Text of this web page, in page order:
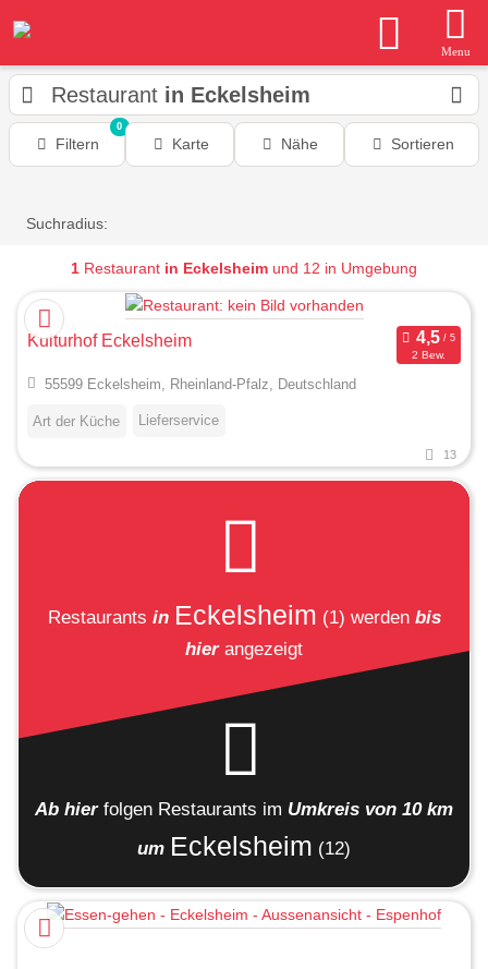
Menu
Restaurant in Eckelsheim
Filtern
0
Karte Nähe Sortieren
Suchradius:
1 Restaurant in Eckelsheim und 12 in Umgebung
Kulturhof Eckelsheim
2 Bew.
55599 Eckelsheim, Rheinland-Pfalz, Deutschland
Art der Küche Lieferservice
13
Restaurants in Eckelsheim (1) werden bis
hierangezeigt
Ab hier folgen Restaurants im Umkreis von 10 km
um Eckelsheim (12)